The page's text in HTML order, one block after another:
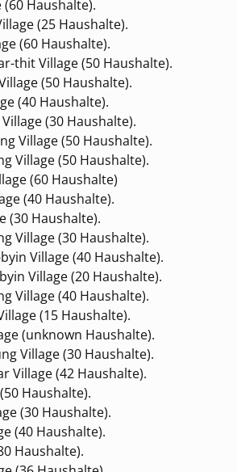
Haushalte).
(25 Haushalte).
(60 Haushalte).
thit Village (50 Haushalte).
(50 Haushalte).
(40 Haushalte).
(30 Haushalte).
Village (50 Haushalte).
Village (50 Haushalte).
(60 Haushalte)
(40 Haushalte).
(30 Haushalte).
Village (30 Haushalte).
Village (40 Haushalte).
Village (20 Haushalte).
Village (40 Haushalte).
(15 Haushalte).
(unknown Haushalte).
Village (30 Haushalte).
Village (42 Haushalte).
Haushalte).
(30 Haushalte).
(40 Haushalte).
Haushalte).